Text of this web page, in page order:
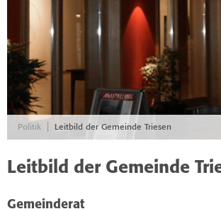
Politik Leitbild der Gemeinde Triesen
Leitbild der Gemeinde
Gemeinderat